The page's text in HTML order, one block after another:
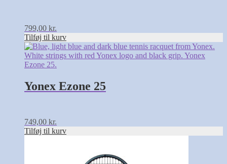
799,00 kr.
Tilføj til kurv
Yonex Ezone 25
749,00 kr.
Tilføj til kurv